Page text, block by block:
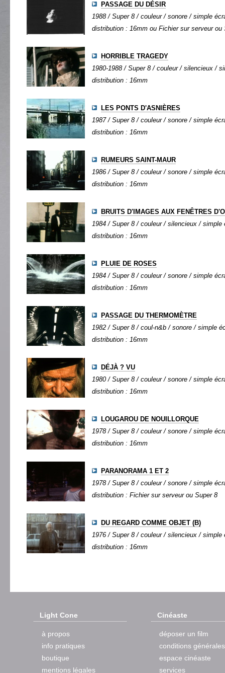
PASSAGE DU DÉSIR
1988 / Super 8 / couleur / sonore / simple
distribution : 16mm ou Fichier sur serveur ou
HORRIBLE TRAGEDY
1980-1988 / Super 8 / couleur / silencieux /
distribution : 16mm
LES PONTS D'ASNIÈRES
1987 / Super 8 / couleur / sonore / simple
distribution : 16mm
RUMEURS SAINT-MAUR
1986 / Super 8 / couleur / sonore / simple
distribution : 16mm
BRUITS D'IMAGES AUX FENÊTRES
1984 / Super 8 / couleur / silencieux / simple
distribution : 16mm
PLUIE DE ROSES
1984 / Super 8 / couleur / sonore / simple
distribution : 16mm
PASSAGE DU THERMOMÈTRE
1982 / Super 8 / coul-n&b / sonore / simple
distribution : 16mm
DÉJÀ ? VU
1980 / Super 8 / couleur / sonore / simple
distribution : 16mm
LOUGAROU DE NOUILLORQUE
1978 / Super 8 / couleur / sonore / simple
distribution : 16mm
PARANORAMA 1 ET 2
1978 / Super 8 / couleur / sonore / simple
distribution : Fichier sur serveur ou Super 8
DU REGARD COMME OBJET (B)
1976 / Super 8 / couleur / silencieux / simple
distribution : 16mm
Light Cone
à propos
info pratiques
boutique
mentions légales
Cinéaste
déposer un film
conditions générales
espace cinéaste
services